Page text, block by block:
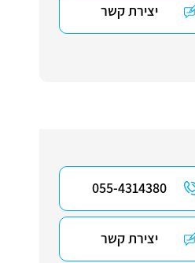
יצירת קשר
055-4314380
יצירת קשר